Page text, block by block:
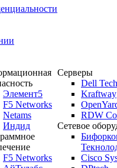
Элемент5
F5 Networks
Netams
Индид
F5 Networks
Серверы
Dell
Kraftway
RDW
Сетевое
Cisco